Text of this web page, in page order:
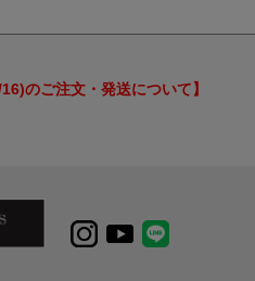
のご注文・発送について】